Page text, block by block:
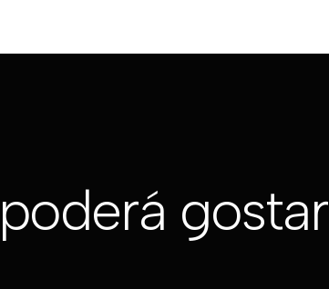
gostar